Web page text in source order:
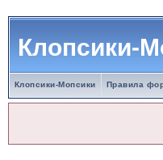
Клопсики-
Клопсики-Мопсики Правила